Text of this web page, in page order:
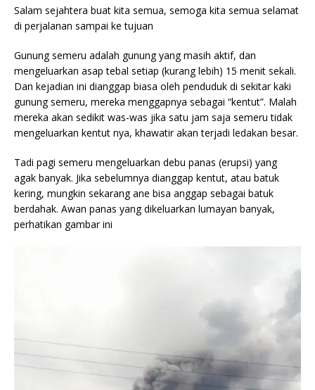
Salam sejahtera buat kita semua, semoga kita semua selamat
di perjalanan sampai ke tujuan
Gunung semeru adalah gunung yang masih aktif, dan
mengeluarkan asap tebal setiap (kurang lebih) 15 menit sekali.
Dan kejadian ini dianggap biasa oleh penduduk di sekitar kaki
gunung semeru, mereka menggapnya sebagai “kentut”. Malah
mereka akan sedikit was-was jika satu jam saja semeru tidak
mengeluarkan kentut nya, khawatir akan terjadi ledakan besar.
Tadi pagi semeru mengeluarkan debu panas (erupsi) yang
agak banyak. Jika sebelumnya dianggap kentut, atau batuk
kering, mungkin sekarang ane bisa anggap sebagai batuk
berdahak. Awan panas yang dikeluarkan lumayan banyak,
perhatikan gambar ini